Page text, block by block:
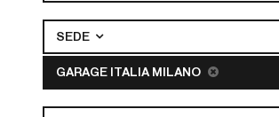
SEDE
GARAGE ITALIA MILANO